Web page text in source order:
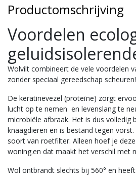
Productomschrijving
Voordelen
Wolvilt combineert de vele voordelen
zonder speciaal gereedschap scheuren!
De keratinevezel (proteïne) zorgt
lucht op te nemen en levenslang te
microbiële afbraak. Het is dus
knaagdieren en is bestand tegen
soort van roetfilter. Alleen hoef je
woning.en dat maakt het verschil met
Wol ontbrandt slechts bij 560° en